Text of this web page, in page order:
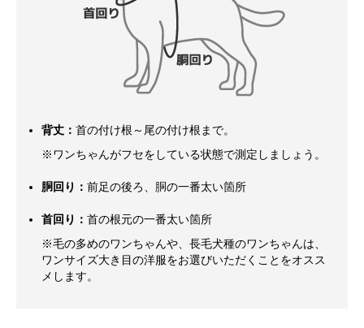
背丈： 首の付け根～尾の付け根まで。
※ワンちゃんがフセをしている状態で測定しましょう。
胴回り： 前足の後ろ、胴の一番太い箇所
首回り： 首の根元の一番太い箇所
※毛の多めのワンちゃんや、長毛犬種のワンちゃんは、
ワンサイズ大き目の洋服をお選びいただくことをオスス
メします。